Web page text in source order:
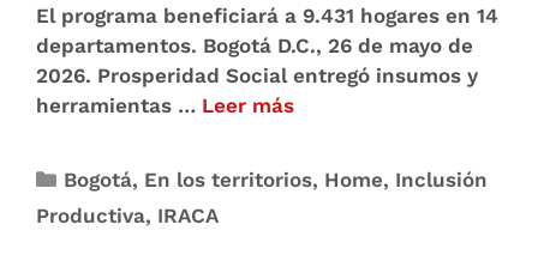
El programa beneficiará a 9.431 hogares en 14
departamentos. Bogotá D.C., 26 de mayo de
2026. Prosperidad Social entregó insumos y
herramientas … Leer más
Bogotá, En los territorios, Home, Inclusión
Productiva, IRACA